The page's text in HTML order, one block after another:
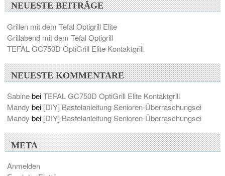
NEUESTE BEITRÄGE
Grillen mit dem Tefal Optigrill Elite
Grillabend mit dem Tefal Optigrill
TEFAL GC750D OptiGrill Elite Kontaktgrill
NEUESTE KOMMENTARE
SabinebeiTEFAL GC750D OptiGrill Elite Kontaktgrill
Mandy bei [DIY] Bastelanleitung Senioren-Überraschungsei
Mandy bei [DIY] Bastelanleitung Senioren-Überraschungsei
META
Anmelden